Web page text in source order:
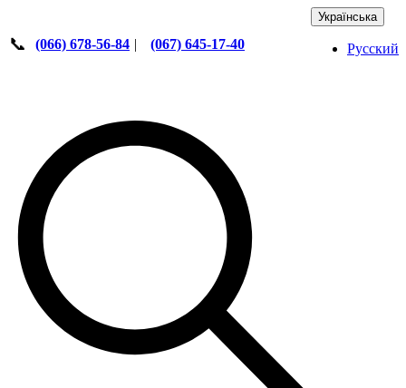
📞 (066) 678-56-84 | (067) 645-17-40
Українська
Русский